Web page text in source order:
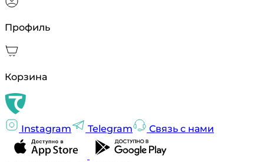
Профиль
Корзина
Instagram Telegram Связь с нами